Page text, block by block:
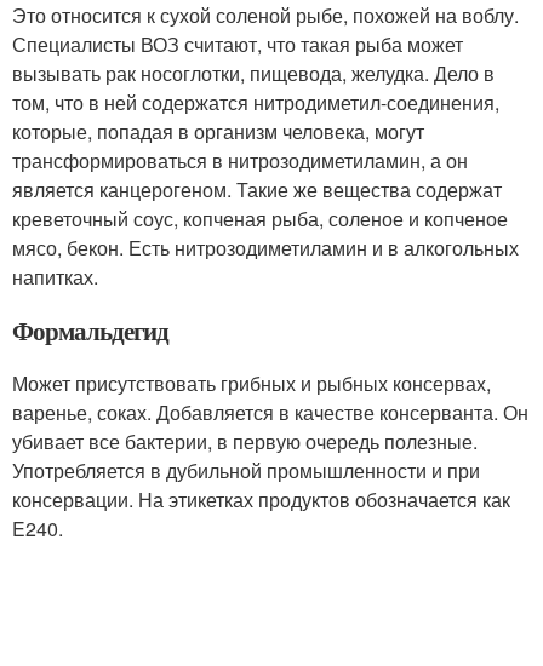
Это относится к сухой соленой рыбе, похожей на воблу.
Специалисты ВОЗ считают, что такая рыба может
вызывать рак носоглотки, пищевода, желудка. Дело в
том, что в ней содержатся нитродиметил-соединения,
которые, попадая в организм человека, могут
трансформироваться в нитрозодиметиламин, а он
является канцерогеном. Такие же вещества содержат
креветочный соус, копченая рыба, соленое и копченое
мясо, бекон. Есть нитрозодиметиламин и в алкогольных
напитках.
Формальдегид
Может присутствовать грибных и рыбных консервах,
варенье, соках. Добавляется в качестве консерванта. Он
убивает все бактерии, в первую очередь полезные.
Употребляется в дубильной промышленности и при
консервации. На этикетках продуктов обозначается как
E240.